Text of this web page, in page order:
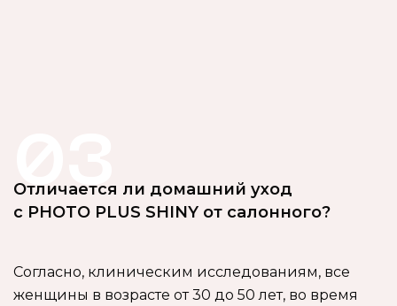
03
Отличается ли домашний уход
с PHOTO PLUS SHINY от салонного?
Согласно, клиническим исследованиям, все
женщины в возрасте от 30 до 50 лет, во время